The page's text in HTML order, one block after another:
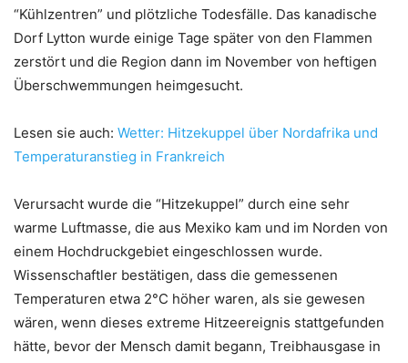
“Kühlzentren” und plötzliche Todesfälle. Das kanadische
Dorf Lytton wurde einige Tage später von den Flammen
zerstört und die Region dann im November von heftigen
Überschwemmungen heimgesucht.
Lesen sie auch: Wetter: Hitzekuppel über Nordafrika und
Temperaturanstieg in Frankreich
Verursacht wurde die “Hitzekuppel” durch eine sehr
warme Luftmasse, die aus Mexiko kam und im Norden von
einem Hochdruckgebiet eingeschlossen wurde.
Wissenschaftler bestätigen, dass die gemessenen
Temperaturen etwa 2°C höher waren, als sie gewesen
wären, wenn dieses extreme Hitzeereignis stattgefunden
hätte, bevor der Mensch damit begann, Treibhausgase in